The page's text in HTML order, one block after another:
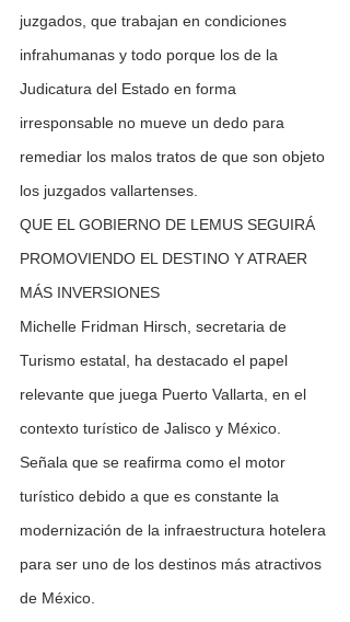
juzgados, que trabajan en condiciones
infrahumanas y todo porque los de la
Judicatura del Estado en forma
irresponsable no mueve un dedo para
remediar los malos tratos de que son objeto
los juzgados vallartenses.
QUE EL GOBIERNO DE LEMUS SEGUIRÁ
PROMOVIENDO EL DESTINO Y ATRAER
MÁS INVERSIONES
Michelle Fridman Hirsch, secretaria de
Turismo estatal, ha destacado el papel
relevante que juega Puerto Vallarta, en el
contexto turístico de Jalisco y México.
Señala que se reafirma como el motor
turístico debido a que es constante la
modernización de la infraestructura hotelera
para ser uno de los destinos más atractivos
de México.